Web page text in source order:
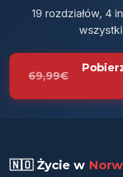
19 rozdziałów, 4
69,99€
🇳🇴 Życie w